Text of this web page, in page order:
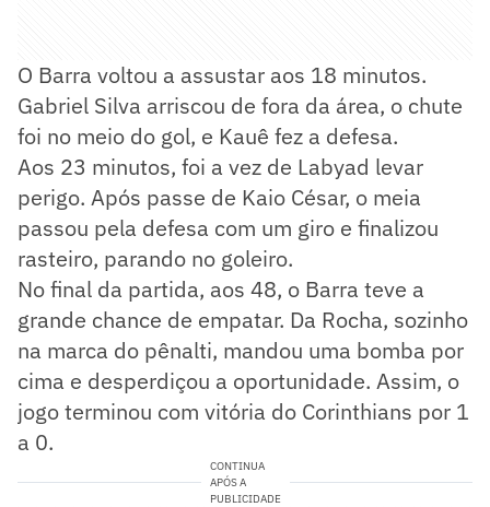
O Barra voltou a assustar aos 18 minutos.
Gabriel Silva arriscou de fora da área, o chute
foi no meio do gol, e Kauê fez a defesa.
Aos 23 minutos, foi a vez de Labyad levar
perigo. Após passe de Kaio César, o meia
passou pela defesa com um giro e finalizou
rasteiro, parando no goleiro.
No final da partida, aos 48, o Barra teve a
grande chance de empatar. Da Rocha, sozinho
na marca do pênalti, mandou uma bomba por
cima e desperdiçou a oportunidade. Assim, o
jogo terminou com vitória do Corinthians por 1
a 0.
CONTINUA
APÓS A
PUBLICIDADE